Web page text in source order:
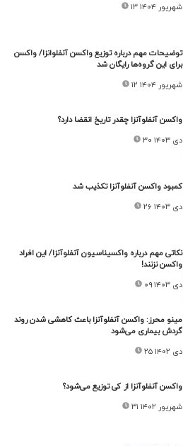
۱۳ شهریور ۱۴۰۴
توضیحات مهم درباره توزیع واکسن آنفلوانزا/ واکسن
برای این گروه‌ها رایگان شد
۱۲ شهریور ۱۴۰۴
واکسن آنفلوآنزا چقدر تاریخ انقضا دارد؟
۳۰ دی ۱۴۰۳
کمبود واکسن آنفلوآنزا تکذیب شد
۲۶ دی ۱۴۰۳
نکاتی مهم درباره واکسیناسیون آنفلوآنزا/ این افراد
واکسن نزنند!
۰۹ دی ۱۴۰۳
مینو محرز: واکسن آنفلوآنزا باعث کاهشی شدن روند
گردش بیماری می‌شود
۲۵ دی ۱۴۰۲
واکسن آنفلوآنزا از کی توزیع می‌شود؟
۳۱ شهریور ۱۴۰۲